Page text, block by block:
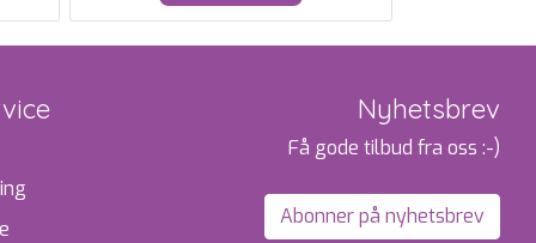
Nyhetsbrev
Få gode tilbud fra oss :-)
Abonner på nyhetsbrev